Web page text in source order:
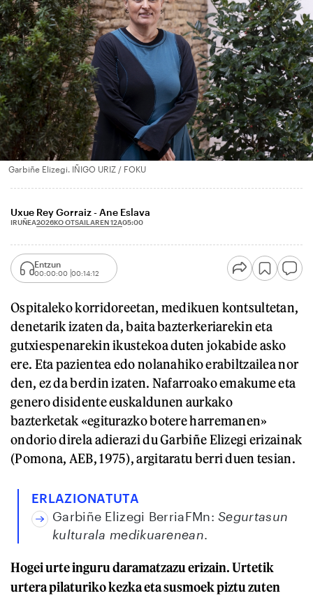
Garbiñe Elizegi. IÑIGO URIZ / FOKU
Uxue Rey Gorraiz - Ane Eslava
IRUÑEA2026KO OTSAILAREN 12A05:00
Entzun
00:00:00 00:14:12
Ospitaleko korridoreetan, medikuen kontsultetan,
denetarik izaten da, baita bazterkeriarekin eta
gutxiespenarekin ikustekoa duten jokabide asko
ere. Eta pazientea edo nolanahiko erabiltzailea nor
den, ez da berdin izaten. Nafarroako emakume eta
genero disidente euskaldunen aurkako
bazterketak «egiturazko botere harremanen»
ondorio direla adierazi du Garbiñe Elizegi erizainak
(Pomona, AEB, 1975), argitaratu berri duen tesian.
ERLAZIONATUTA
Garbiñe Elizegi BerriaFMn:Segurtasun
kulturala medikuarenean.
Hogei urte inguru daramatzazu erizain. Urtetik
urtera pilaturiko kezka eta susmoek piztu zuten